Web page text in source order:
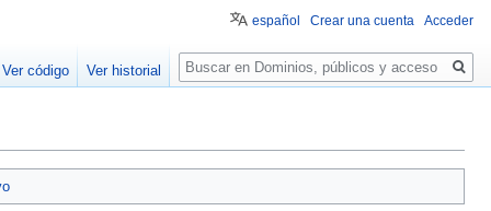
español Crear una cuenta Acceder
Ver código Ver historial
Buscar